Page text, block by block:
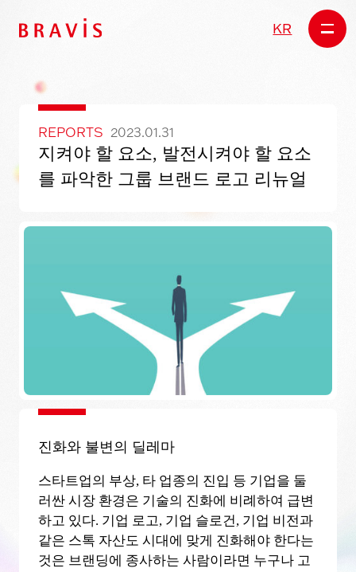
REPORTS 2023.01.31
지켜야 할 요소, 발전시켜야 할 요소
를 파악한 그룹 브랜드 로고 리뉴얼
진화와 불변의 딜레마
스타트업의 부상, 타 업종의 진입 등 기업을 둘
러싼 시장 환경은 기술의 진화에 비례하여 급변
하고 있다. 기업 로고, 기업 슬로건, 기업 비전과
같은 스톡 자산도 시대에 맞게 진화해야 한다는
것은 브랜딩에 종사하는 사람이라면 누구나 고
KR